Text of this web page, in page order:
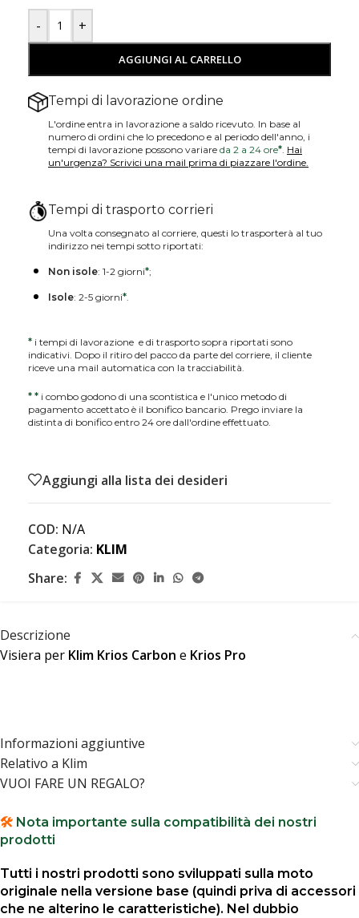
- +
AGGIUNGI AL CARRELLO
Tempi di lavorazione ordine
L'ordine entra in lavorazione a saldo ricevuto. In base al
numero di ordini che lo precedono e al periodo dell'anno, i
tempi di lavorazione possono variare da 2 a 24 ore*. Hai
un'urgenza? Scrivici una mail prima di piazzare l'ordine.
Tempi di trasporto corrieri
Una volta consegnato al corriere, questi lo trasporterà al tuo
indirizzo nei tempi sotto riportati:
Non isole: 1-2 giorni*;
Isole: 2-5 giorni*.
* i tempi di lavorazione e di trasporto sopra riportati sono
indicativi. Dopo il ritiro del pacco da parte del corriere, il cliente
riceve una mail automatica con la tracciabilità.
* * i combo godono di una scontistica e l'unico metodo di
pagamento accettato è il bonifico bancario. Prego inviare la
distinta di bonifico entro 24 ore dall'ordine effettuato.
Aggiungi alla lista dei desideri
COD: N/A
Categoria: KLIM
Share:
Descrizione
Visiera per Klim Krios Carbon e Krios Pro
Informazioni aggiuntive
Relativo a Klim
VUOI FARE UN REGALO?
🛠️ Nota importante sulla compatibilità dei nostri
prodotti
Tutti i nostri prodotti sono sviluppati sulla moto
originale nella versione base (quindi priva di accessori
che ne alterino le caratteristiche). Nel dubbio